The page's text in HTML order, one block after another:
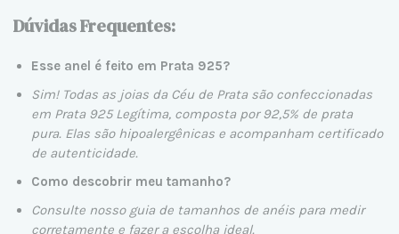
Dúvidas Frequentes:
Esse anel é feito em Prata 925?
Sim! Todas as joias da Céu de Prata são confeccionadas
em Prata 925 Legítima, composta por 92,5% de prata
pura. Elas são hipoalergênicas e acompanham certificado
de autenticidade.
Como descobrir meu tamanho?
Consulte nosso guia de tamanhos de anéis para medir
corretamente e fazer a escolha ideal.